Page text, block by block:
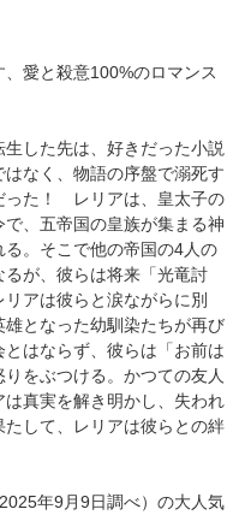
愛と殺意100%のロマンス
した先は、好きだった小説
なく、物語の序盤で溺死す
った！ レリアは、皇太子の
、五帝国の皇族が集まる神
。そこで他の帝国の4人の
が、彼らは将来「光竜討
アは彼らと涙ながらに別
となった幼馴染たちが再び
はならず、彼らは「お前は
をぶつける。かつての友人
真実を解き明かし、失われ
して、レリアは彼らとの絆
年9月9日調べ）の大人気